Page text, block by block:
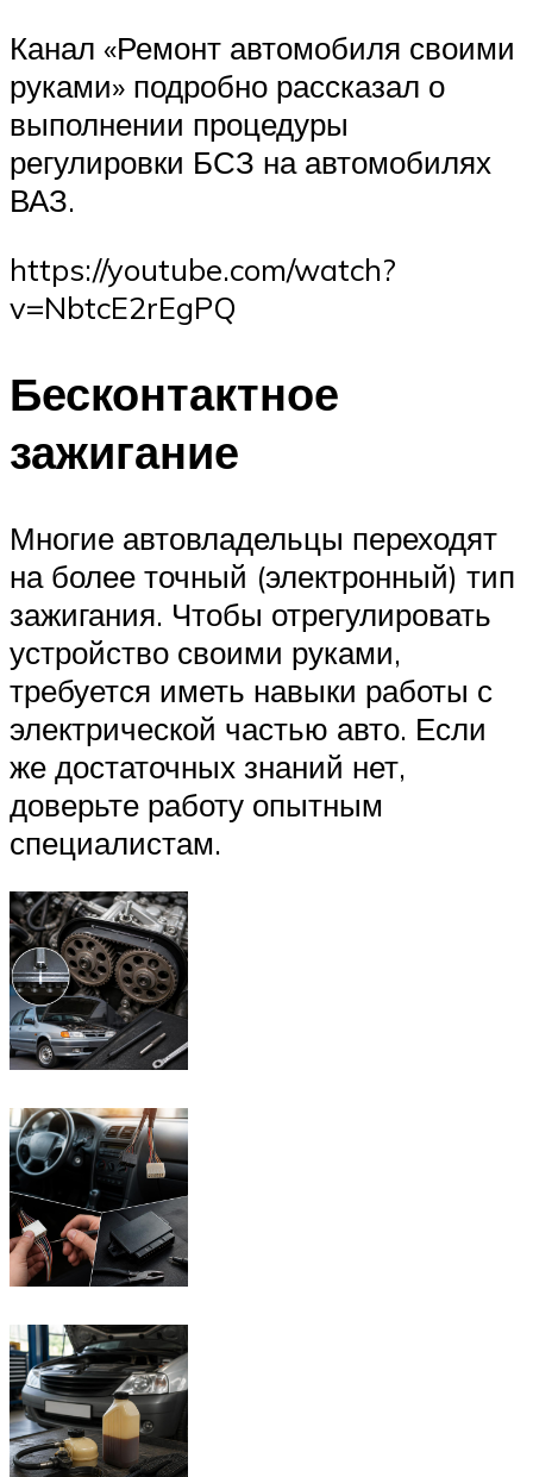
Канал «Ремонт автомобиля своими
руками» подробно рассказал о
выполнении процедуры
регулировки БСЗ на автомобилях
ВАЗ.
https://youtube.com/watch?
v=NbtcE2rEgPQ
Бесконтактное
зажигание
Многие автовладельцы переходят
на более точный (электронный) тип
зажигания. Чтобы отрегулировать
устройство своими руками,
требуется иметь навыки работы с
электрической частью авто. Если
же достаточных знаний нет,
доверьте работу опытным
специалистам.